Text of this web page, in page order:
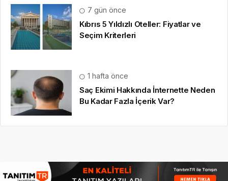
7 gün önce
Kıbrıs 5 Yıldızlı Oteller: Fiyatlar ve
Seçim Kriterleri
1 hafta önce
Saç Ekimi Hakkında İnternette Neden
Bu Kadar Fazla İçerik Var?